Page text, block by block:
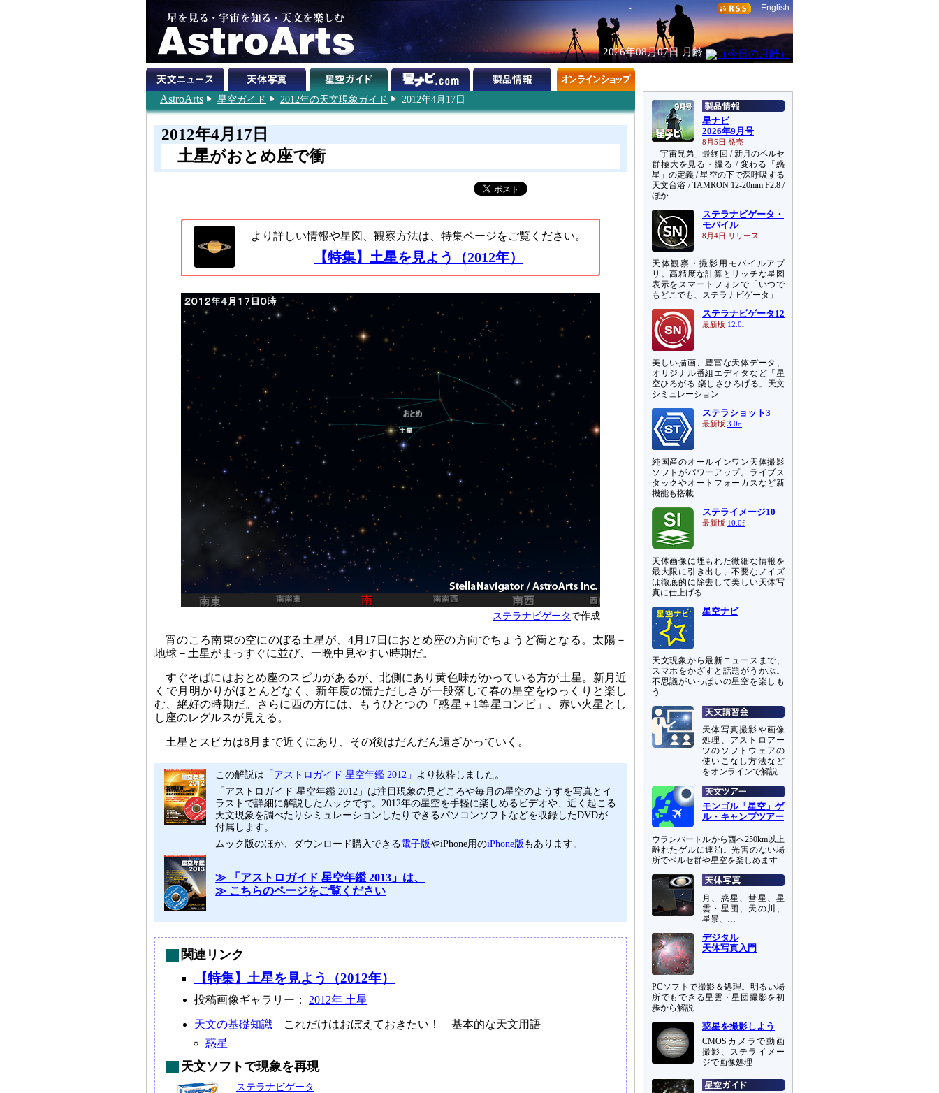
English
2026年08月07日 月齢
AstroArts 星空ガイド 2012年の天文現象ガイド 2012年4月17日
2012年4月17日
土星がおとめ座で衝
より詳しい情報や星図、観察方法は、特集ページをご覧ください。
【特集】土星を見よう（2012年）
ステラナビゲータで作成
宵のころ南東の空にのぼる土星が、4月17日におとめ座の方向でちょうど衝となる。太陽－
地球－土星がまっすぐに並び、一晩中見やすい時期だ。
すぐそばにはおとめ座のスピカがあるが、北側にあり黄色味がかっている方が土星。新月近
くで月明かりがほとんどなく、新年度の慌ただしさが一段落して春の星空をゆっくりと楽し
む、絶好の時期だ。さらに西の方には、もうひとつの「惑星＋1等星コンビ」、赤い火星とし
し座のレグルスが見える。
土星とスピカは8月まで近くにあり、その後はだんだん遠ざかっていく。
この解説は 「アストロガイド 星空年鑑 2012」
より抜粋しました。
「アストロガイド 星空年鑑 2012」は注目現象の見どころや毎月の星空のようすを写真とイ
ラストで詳細に解説したムックです。2012年の星空を手軽に楽しめるビデオや、近く起こる
天文現象を調べたりシミュレーションしたりできるパソコンソフトなどを収録したDVDが
付属します。
ムック版のほか、ダウンロード購入できる電子版やiPhone用のiPhone版もあります。
≫ 「アストロガイド 星空年鑑 2013」は、
≫ こちらのページをご覧ください
関連リンク
【特集】土星を見よう（2012年）
投稿画像ギャラリー： 2012年 土星
天文の基礎知識 これだけはおぼえておきたい！ 基本的な天文用語
惑星
天文ソフトで現象を再現
ステラナビゲータ
星ナビ
2026年9月号
8月5日 発売
「宇宙兄弟」最終回 / 新月のペルセ
群極大を見る・撮る / 変わる「惑
星」の定義 / 星空の下で深呼吸する
天文台浴 / TAMRON 12-20mm F2.8 /
ほか
ステラナビゲータ・
モバイル
8月4日 リリース
天体観察・撮影用モバイルアプ
リ。高精度な計算とリッチな星図
表示をスマートフォンで「いつで
もどこでも、ステラナビゲータ」
ステラナビゲータ12
最新版 12.0i
美しい描画、豊富な天体データ、
オリジナル番組エディタなど「星
空ひろがる 楽しさひろげる」天文
シミュレーション
ステラショット3
最新版 3.0o
純国産のオールインワン天体撮影
ソフトがパワーアップ。ライブス
タックやオートフォーカスなど新
機能も搭載
ステライメージ10
最新版 10.0f
天体画像に埋もれた微細な情報を
最大限に引き出し、不要なノイズ
は徹底的に除去して美しい天体写
真に仕上げる
星空ナビ
天文現象から最新ニュースまで、
スマホをかざすと話題がうかぶ。
不思議がいっぱいの星空を楽しも
う
天体写真撮影や画像
処理、アストロアー
ツのソフトウェアの
使いこなし方法など
をオンラインで解説
モンゴル「星空」ゲ
ル・キャンプツアー
ウランバートルから西へ250km以上
離れたゲルに連泊。光害のない場
所でペルセ群や星空を楽しめます
月、惑星、彗星、星
雲・星団、天の川、
星景、…
デジタル
天体写真入門
PCソフトで撮影＆処理。明るい場
所でもできる星雲・星団撮影を初
歩から解説
惑星を撮影しよう
CMOSカメラで動画
撮影、ステライメー
ジで画像処理